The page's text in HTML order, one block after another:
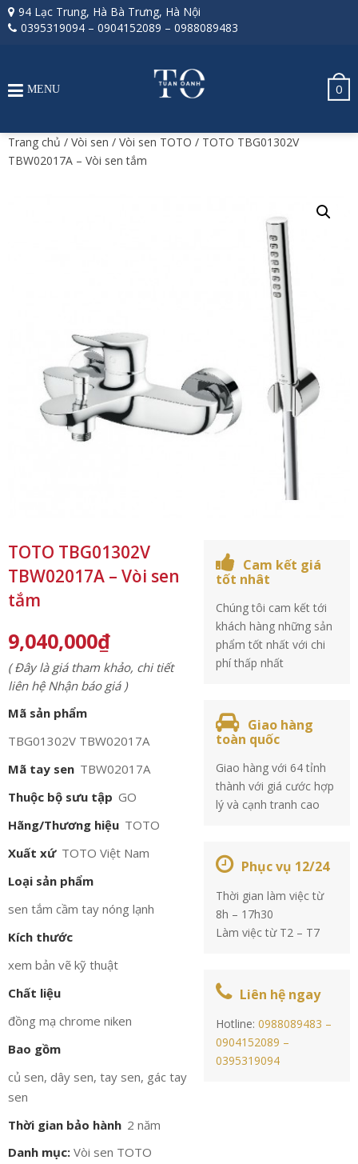
94 Lạc Trung, Hà Bà Trưng, Hà Nội
0395319094 – 0904152089 – 0988089483
0
MENU
Trang chủ / Vòi sen / Vòi sen TOTO / TOTO TBG01302V
TBW02017A – Vòi sen tắm
TOTO TBG01302V
TBW02017A – Vòi sen
tắm
9,040,000₫
( Đây là giá tham khảo, chi tiết
liên hệ Nhận báo giá )
Mã sản phẩm
TBG01302V TBW02017A
Mã tay sen TBW02017A
Thuộc bộ sưu tập GO
Hãng/Thương hiệu TOTO
Xuất xứ TOTO Việt Nam
Loại sản phẩm
sen tắm cầm tay nóng lạnh
Kích thước
xem bản vẽ kỹ thuật
Chất liệu
đồng mạ chrome niken
Bao gồm
củ sen, dây sen, tay sen, gác tay
sen
Thời gian bảo hành 2 năm
Danh mục: Vòi sen TOTO
Cam kết giá
tốt nhât
Chúng tôi cam kết tới
khách hàng những sản
phẩm tốt nhất với chi
phí thấp nhất
Giao hàng
toàn quốc
Giao hàng với 64 tỉnh
thành với giá cước hợp
lý và cạnh tranh cao
Phục vụ 12/24
Thời gian làm việc từ
8h – 17h30
Làm việc từ T2 – T7
Liên hệ ngay
Hotline:0988089483 –
0904152089 –
0395319094